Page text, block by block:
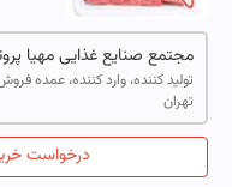
مجتمع صنایع غذایی مهیا
تولید کننده، وارد کننده، عمده
تهران
درخواست